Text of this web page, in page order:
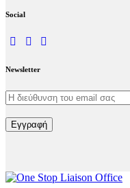
Social
facebook-
linkedintwitter-
Newsletter
Εγγραφή